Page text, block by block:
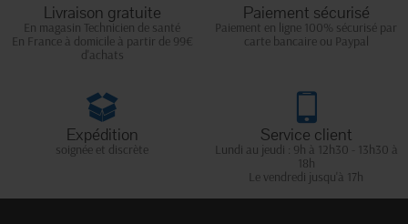
Livraison gratuite
En magasin Technicien de santé
En France à domicile à partir de 99€
d'achats
Paiement sécurisé
Paiement en ligne 100% sécurisé par
carte bancaire ou Paypal
Expédition
soignée et discrète
Service client
Lundi au jeudi : 9h à 12h30 - 13h30 à
18h
Le vendredi jusqu'à 17h